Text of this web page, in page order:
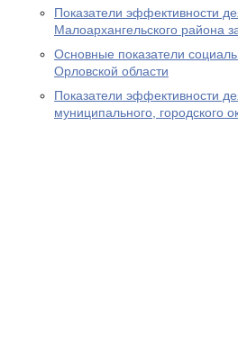
Показатели эффективности
Малоархангельского района
Основные показатели
Орловской области
Показатели эффективности
муниципального, городского